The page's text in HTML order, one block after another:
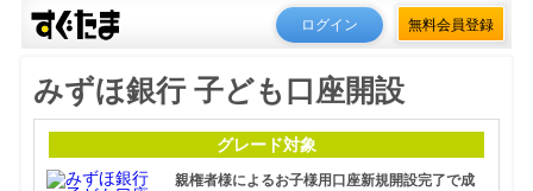
ログイン 無料会員登録
みずほ銀行 子ども口座開設
グレード対象
親権者様によるお子様用口座新規開設完了で成